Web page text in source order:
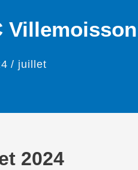
Villemoisson
juillet
2024